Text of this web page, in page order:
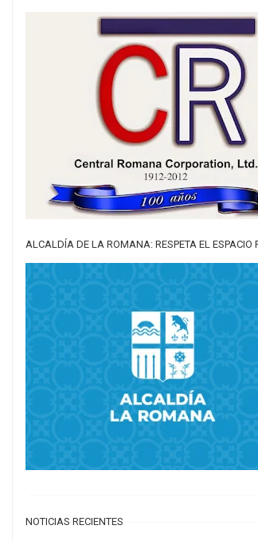
ALCALDÍA DE LA ROMANA: RESPETA EL ESPACIO
NOTICIAS RECIENTES